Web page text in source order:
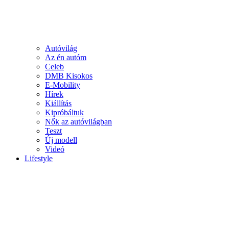
Autóvilág
Az én autóm
Celeb
DMB Kisokos
E-Mobility
Hírek
Kiállítás
Kipróbáltuk
Nők az autóvilágban
Teszt
Új modell
Videó
Lifestyle